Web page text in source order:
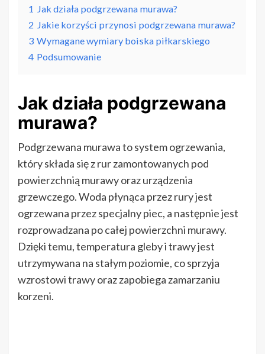
1 Jak działa podgrzewana murawa?
2 Jakie korzyści przynosi podgrzewana murawa?
3 Wymagane wymiary boiska piłkarskiego
4 Podsumowanie
Jak działa podgrzewana
murawa?
Podgrzewana murawa to system ogrzewania,
który składa się z rur zamontowanych pod
powierzchnią murawy oraz urządzenia
grzewczego. Woda płynąca przez rury jest
ogrzewana przez specjalny piec, a następnie jest
rozprowadzana po całej powierzchni murawy.
Dzięki temu, temperatura gleby i trawy jest
utrzymywana na stałym poziomie, co sprzyja
wzrostowi trawy oraz zapobiega zamarzaniu
korzeni.